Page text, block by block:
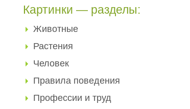
Картинки — разделы:
Животные
Растения
Человек
Правила поведения
Профессии и труд